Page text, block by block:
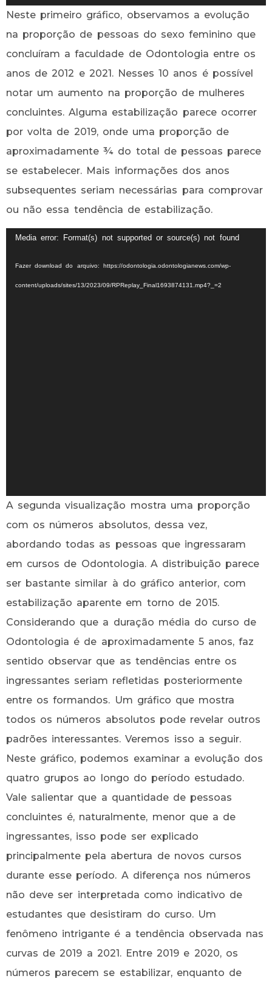
Neste primeiro gráfico, observamos a evolução
na proporção de pessoas do sexo feminino que
concluíram a faculdade de Odontologia entre os
anos de 2012 e 2021. Nesses 10 anos é possível
notar um aumento na proporção de mulheres
concluintes. Alguma estabilização parece ocorrer
por volta de 2019, onde uma proporção de
aproximadamente ¾ do total de pessoas parece
se estabelecer. Mais informações dos anos
subsequentes seriam necessárias para comprovar
ou não essa tendência de estabilização.
Tocador
Media error: Format(s) not supported or source(s) not found
Fazer download do arquivo: https://odontologia.odontologianews.com/wp-
content/uploads/sites/13/2023/09/RPReplay_Final1693874131.mp4?_=2
A segunda visualização mostra uma proporção
com os números absolutos, dessa vez,
abordando todas as pessoas que ingressaram
em cursos de Odontologia. A distribuição parece
ser bastante similar à do gráfico anterior, com
estabilização aparente em torno de 2015.
Considerando que a duração média do curso de
Odontologia é de aproximadamente 5 anos, faz
sentido observar que as tendências entre os
ingressantes seriam refletidas posteriormente
entre os formandos. Um gráfico que mostra
todos os números absolutos pode revelar outros
padrões interessantes. Veremos isso a seguir.
Neste gráfico, podemos examinar a evolução dos
quatro grupos ao longo do período estudado.
Vale salientar que a quantidade de pessoas
concluintes é, naturalmente, menor que a de
ingressantes, isso pode ser explicado
principalmente pela abertura de novos cursos
durante esse período. A diferença nos números
não deve ser interpretada como indicativo de
estudantes que desistiram do curso. Um
fenômeno intrigante é a tendência observada nas
curvas de 2019 a 2021. Entre 2019 e 2020, os
números parecem se estabilizar, enquanto de